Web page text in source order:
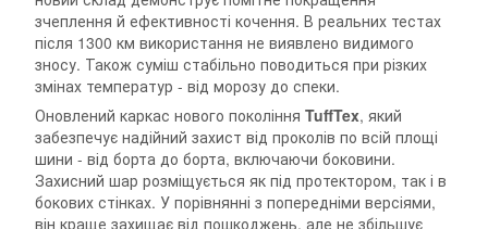
зчеплення й ефективності кочення. В реальних тестах
після 1300 км використання не виявлено видимого
зносу. Також суміш стабільно поводиться при різких
змінах температур - від морозу до спеки.
Оновлений каркас нового покоління TuffTex, який
забезпечує надійний захист від проколів по всій площі
шини - від борта до борта, включаючи боковини.
Захисний шар розміщується як під протектором, так і в
бокових стінках. У порівнянні з попередніми версіями,
він краще захищає від пошкоджень, але не збільшує